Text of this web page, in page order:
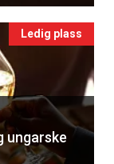
Ledig plass
ungarske